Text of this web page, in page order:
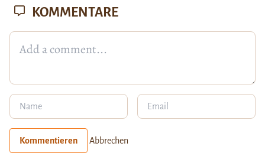
KOMMENTARE
Kommentieren Abbrechen